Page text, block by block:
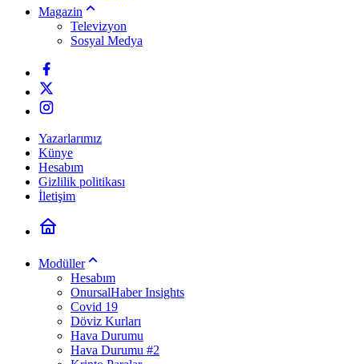
Magazin
Televizyon
Sosyal Medya
Yazarlarımız
Künye
Hesabım
Gizlilik politikası
İletişim
Modüller
Hesabım
OnursalHaber Insights
Covid 19
Döviz Kurları
Hava Durumu
Hava Durumu #2